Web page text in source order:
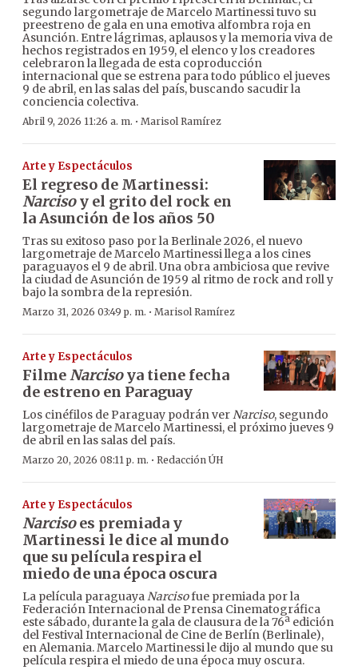
segundo largometraje de Marcelo Martinessi tuvo su
preestreno de gala en una emotiva alfombra roja en
Asunción. Entre lágrimas, aplausos y la memoria viva de
hechos registrados en 1959, el elenco y los creadores
celebraron la llegada de esta coproducción
internacional que se estrena para todo público el jueves
9 de abril, en las salas del país, buscando sacudir la
conciencia colectiva.
Abril 9, 2026 11:26 a. m. · Marisol Ramírez
Arte y Espectáculos
El regreso de Martinessi:
Narcisoy el grito del rock en
la Asunción de los años 50
Tras su exitoso paso por la Berlinale 2026, el nuevo
largometraje de Marcelo Martinessi llega a los cines
paraguayos el 9 de abril. Una obra ambiciosa que revive
la ciudad de Asunción de 1959 al ritmo de rock and roll y
bajo la sombra de la represión.
Marzo 31, 2026 03:49 p. m. · Marisol Ramírez
Arte y Espectáculos
FilmeNarcisoya tiene fecha
de estreno en Paraguay
Los cinéfilos de Paraguay podrán verNarciso, segundo
largometraje de Marcelo Martinessi, el próximo jueves 9
de abril en las salas del país.
Marzo 20, 2026 08:11 p. m. · Redacción ÚH
Arte y Espectáculos
Narcisoes premiada y
Martinessi le dice al mundo
que su película respira el
miedo de una época oscura
La película paraguayaNarcisofue premiada por la
Federación Internacional de Prensa Cinematográfica
este sábado, durante la gala de clausura de la 76ª edición
del Festival Internacional de Cine de Berlín (Berlinale),
en Alemania. Marcelo Martinessi le dijo al mundo que su
película respira el miedo de una época muy oscura.